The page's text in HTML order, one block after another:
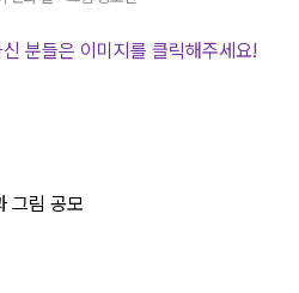
분들은 이미지를 클릭해주세요!
그림 공모